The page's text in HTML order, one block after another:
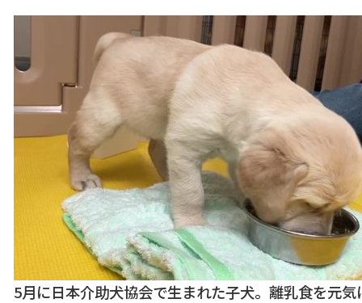
5月に日本介助犬協会で生まれた子犬。離乳食を元気